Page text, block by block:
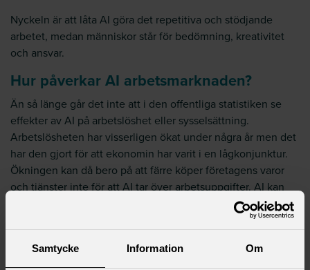
Samtycke Information Om
Nyckeln är att låta AI göra det repetitiva och stödjande
arbetet, medan människor står för bedömning, kreativitet
och ansvar.
Hur påverkar AI arbetsmarknaden?
Än så länge går det inte att i den offentliga statistiken se
effekter av AI på arbetslöshet eller sysselsättning.
Arbetslösheten har visserligen ökat under några år men det
har den gjort för att ekonomin har varit i en lågkonjunktur.
Ökningen kan då bero på att färre köper företagens varor
och tjänster inte för att AI tar över arbetsuppgifter. AI kan
dessutom skapa nya typer av arbetsuppgifter som vi inte
känner till idag. Därför får vi nog vänta några år innan vi kan
Påverkar AIsamhällsekonomin?